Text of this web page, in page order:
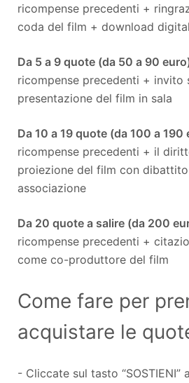
ricompense precedenti +
coda del film + download
Da 5 a 9 quote (da 50 a 90
ricompense precedenti + invito
presentazione del film in sala
Da 10 a 19 quote (da 100 a 190
ricompense precedenti + il
proiezione del film con
associazione
Da 20 quote a salire (da 200
ricompense precedenti +
come co-produttore del film
Come fare per
acquistare le
- Cliccate sul tasto “SOSTIENI”